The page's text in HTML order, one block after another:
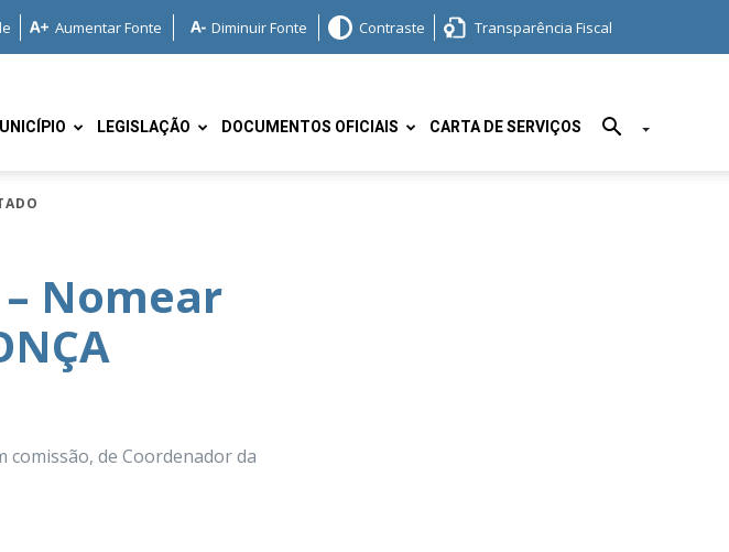
Aumentar Fonte Diminuir Fonte Contraste Transparência Fiscal
LEGISLAÇÃO DOCUMENTOS OFICIAIS CARTA DE SERVIÇOS
– Nomear
comissão, de Coordenador da